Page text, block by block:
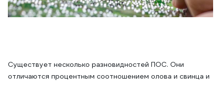
Существует несколько разновидностей ПОС. Они
отличаются процентным соотношением олова и свинца и